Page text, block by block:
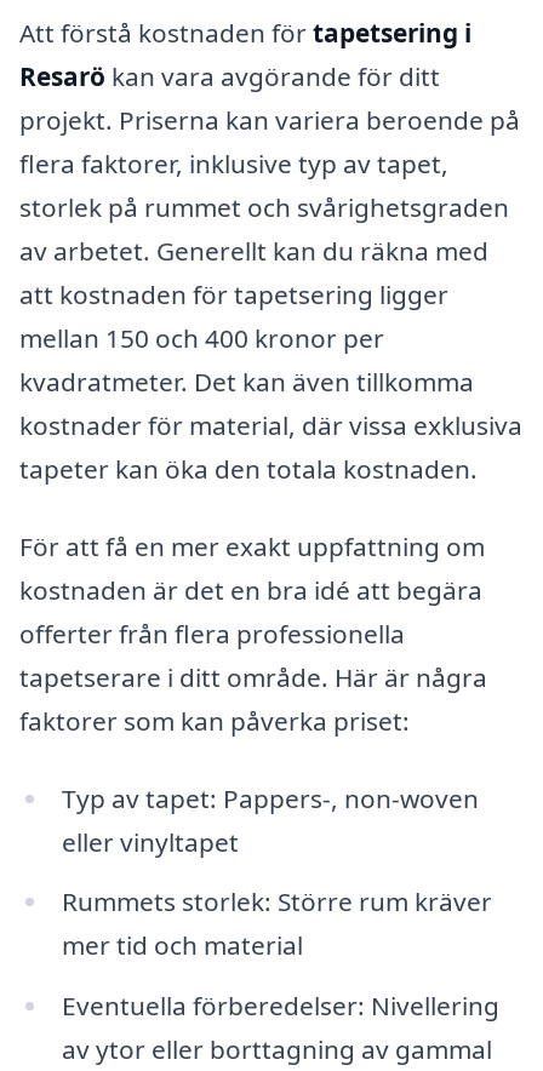
Att förstå kostnaden förtapetsering i
Resarö kan vara avgörande för ditt
projekt. Priserna kan variera beroende på
flera faktorer, inklusive typ av tapet,
storlek på rummet och svårighetsgraden
av arbetet. Generellt kan du räkna med
att kostnaden för tapetsering ligger
mellan 150 och 400 kronor per
kvadratmeter. Det kan även tillkomma
kostnader för material, där vissa exklusiva
tapeter kan öka den totala kostnaden.
För att få en mer exakt uppfattning om
kostnaden är det en bra idé att begära
offerter från flera professionella
tapetserare i ditt område. Här är några
faktorer som kan påverka priset:
Typ av tapet: Pappers-, non-woven
eller vinyltapet
Rummets storlek: Större rum kräver
mer tid och material
Eventuella förberedelser: Nivellering
av ytor eller borttagning av gammal